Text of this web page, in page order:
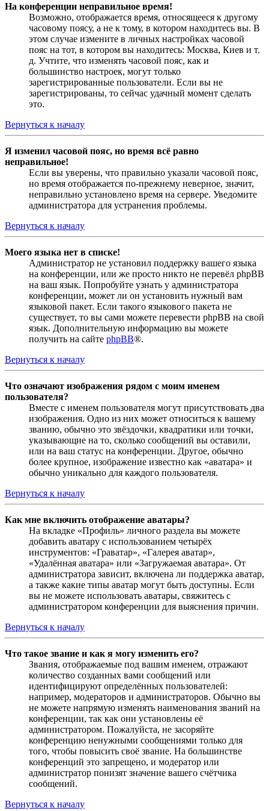
На конференции неправильное время!
Возможно, отображается время, относящееся к другому
часовому поясу, а не к тому, в котором находитесь вы. В
этом случае измените в личных настройках часовой
пояс на тот, в котором вы находитесь: Москва, Киев и т.
д. Учтите, что изменять часовой пояс, как и
большинство настроек, могут только
зарегистрированные пользователи. Если вы не
зарегистрированы, то сейчас удачный момент сделать
это.
Вернуться к началу
Я изменил часовой пояс, но время всё равно
неправильное!
Если вы уверены, что правильно указали часовой пояс,
но время отображается по-прежнему неверное, значит,
неправильно установлено время на сервере. Уведомите
администратора для устранения проблемы.
Вернуться к началу
Моего языка нет в списке!
Администратор не установил поддержку вашего языка
на конференции, или же просто никто не перевёл phpBB
на ваш язык. Попробуйте узнать у администратора
конференции, может ли он установить нужный вам
языковой пакет. Если такого языкового пакета не
существует, то вы сами можете перевести phpBB на свой
язык. Дополнительную информацию вы можете
получить на сайте phpBB®.
Вернуться к началу
Что означают изображения рядом с моим именем
пользователя?
Вместе с именем пользователя могут присутствовать два
изображения. Одно из них может относиться к вашему
званию, обычно это звёздочки, квадратики или точки,
указывающие на то, сколько сообщений вы оставили,
или на ваш статус на конференции. Другое, обычно
более крупное, изображение известно как «аватара» и
обычно уникально для каждого пользователя.
Вернуться к началу
Как мне включить отображение аватары?
На вкладке «Профиль» личного раздела вы можете
добавить аватару с использованием четырёх
инструментов: «Граватар», «Галерея аватар»,
«Удалённая аватара» или «Загружаемая аватара». От
администратора зависит, включена ли поддержка аватар,
а также какие типы аватар могут быть доступны. Если
вы не можете использовать аватары, свяжитесь с
администратором конференции для выяснения причин.
Вернуться к началу
Что такое звание и как я могу изменить его?
Звания, отображаемые под вашим именем, отражают
количество созданных вами сообщений или
идентифицируют определённых пользователей:
например, модераторов и администраторов. Обычно вы
не можете напрямую изменять наименования званий на
конференции, так как они установлены её
администратором. Пожалуйста, не засоряйте
конференцию ненужными сообщениями только для
того, чтобы повысить своё звание. На большинстве
конференций это запрещено, и модератор или
администратор понизят значение вашего счётчика
сообщений.
Вернуться к началу